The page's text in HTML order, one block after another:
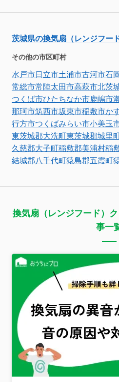
茨城県の換気扇（レンジフー
その他の市区町村
水戸市日立市土浦市古河市石
常総市常陸太田市高萩市北茨
つくば市ひたちなか市鹿嶋市
那珂市筑西市坂東市稲敷市か
行方市つくばみらい市小美玉
東茨城郡大洗町東茨城郡城里
久慈郡大子町稲敷郡美浦村稲
結城郡八千代町猿島郡五霞町
換気扇（レンジフード）
事一